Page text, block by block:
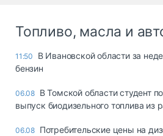
Топливо, масла и
11:50
В Ивановской области за
бензин
06.08 В Томской области студент
выпуск биодизельного топлива из
06.08 Потребительские цены на